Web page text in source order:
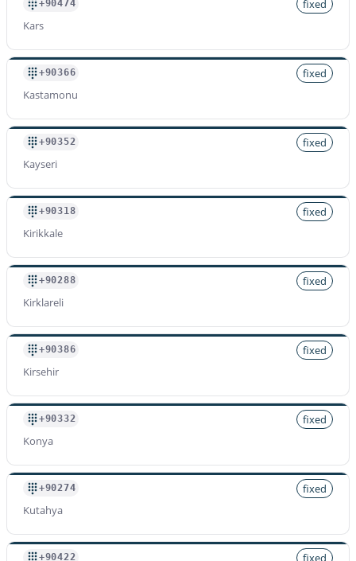
+90474
fixed
Kars
+90366
fixed
Kastamonu
+90352
fixed
Kayseri
+90318
fixed
Kirikkale
+90288
fixed
Kirklareli
+90386
fixed
Kirsehir
+90332
fixed
Konya
+90274
fixed
Kutahya
+90422
fixed